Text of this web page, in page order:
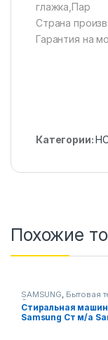
глажка,Пар
Страна
Гарантия на
Категории:
Похожие
SAMSUNG, Бытовая
Стиральные машины
Стиральная
Samsung Ст м/a